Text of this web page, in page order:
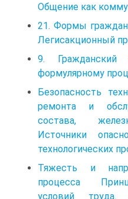
Общение как
21. Формы
Легисакционный
9.
формулярному
Безопасность
ремонта и
состава,
Источники
технологических
Тяжесть и
процесса
условий